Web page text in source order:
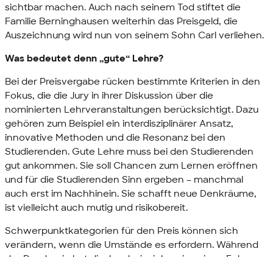
sichtbar machen. Auch nach seinem Tod stiftet die
Familie Berninghausen weiterhin das Preisgeld, die
Auszeichnung wird nun von seinem Sohn Carl verliehen.
Was bedeutet denn „gute“ Lehre?
Bei der Preisvergabe rücken bestimmte Kriterien in den
Fokus, die die Jury in ihrer Diskussion über die
nominierten Lehrveranstaltungen berücksichtigt. Dazu
gehören zum Beispiel ein interdisziplinärer Ansatz,
innovative Methoden und die Resonanz bei den
Studierenden. Gute Lehre muss bei den Studierenden
gut ankommen. Sie soll Chancen zum Lernen eröffnen
und für die Studierenden Sinn ergeben – manchmal
auch erst im Nachhinein. Sie schafft neue Denkräume,
ist vielleicht auch mutig und risikobereit.
Schwerpunktkategorien für den Preis können sich
verändern, wenn die Umstände es erfordern. Während